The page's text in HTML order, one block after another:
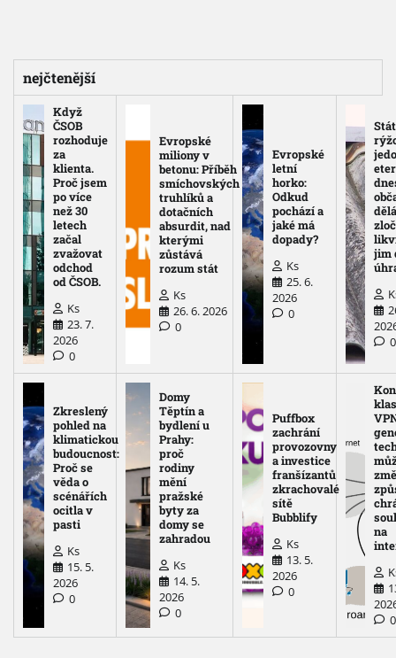
nejčtenější
Když
ČSOB
rozhoduje
za
klienta.
Proč jsem
po více
než 30
letech
začal
zvažovat
odchod
od ČSOB.
Ks
23. 7.
2026
0
Evropské
miliony v
betonu: Příběh
smíchovských
truhlíků a
dotačních
absurdit, nad
kterými
zůstává
rozum stát
Ks
26. 6. 2026
0
Evropské
letní
horko:
Odkud
pochází a
jaké má
dopady?
Ks
25. 6.
2026
0
jim
0
Zkreslený
pohled na
klimatickou
budoucnost:
Proč se
věda o
scénářích
ocitla v
pasti
Ks
15. 5.
2026
0
Domy
Těptín a
bydlení u
Prahy:
proč
rodiny
mění
pražské
byty za
domy se
zahradou
Ks
14. 5.
2026
0
Puffbox
zachrání
provozovny
a investice
franšízantů
zkrachovalé
sítě
Bubblify
Ks
13. 5.
2026
0
na
0